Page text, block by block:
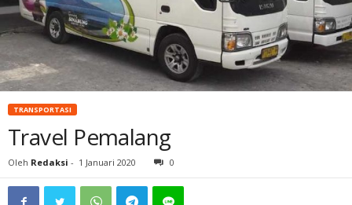
TRANSPORTASI
Travel Pemalang
Oleh Redaksi - 1 Januari 2020 0